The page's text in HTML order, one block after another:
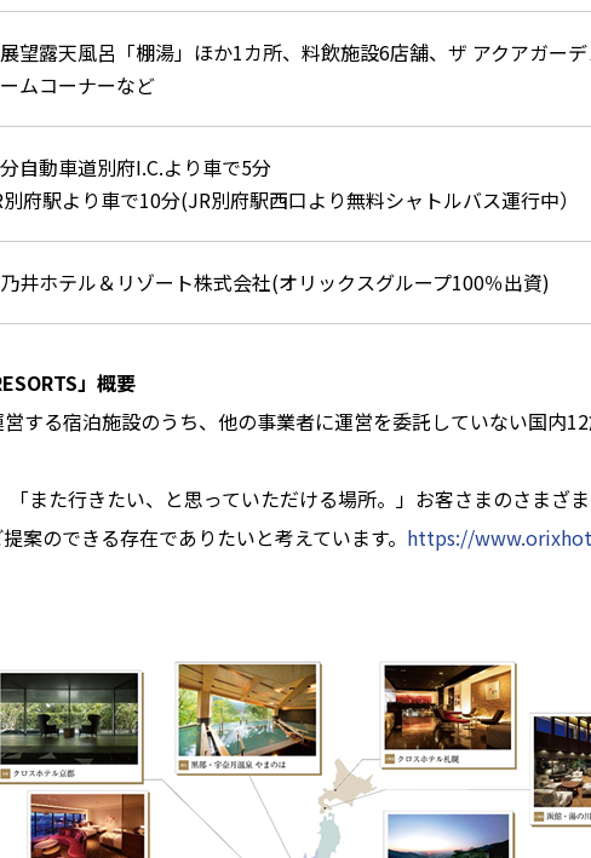
望露天風呂「棚湯」ほか1カ所、料飲施設6店舗、ザ アクアガー
ムコーナーなど
自動車道別府I.C.より車で5分
府駅より車で10分(JR別府駅西口より無料シャトルバス運行中）
井ホテル＆リゾート株式会社(オリックスグループ100％出資)
」概要
する宿泊施設のうち、他の事業者に運営を委託していない国内
また行きたい、と思っていただける場所。」お客さまのさまざ
案のできる存在でありたいと考えています。 https://